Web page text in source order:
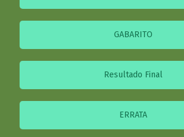
GABARITO
Resultado Final
ERRATA